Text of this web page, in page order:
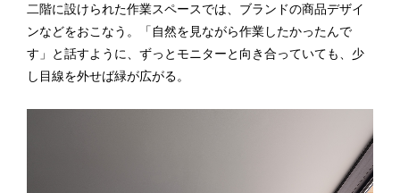
二階に設けられた作業スペースでは、ブランドの商品デザイ
ンなどをおこなう。「自然を見ながら作業したかったんで
す」と話すように、ずっとモニターと向き合っていても、少
し目線を外せば緑が広がる。